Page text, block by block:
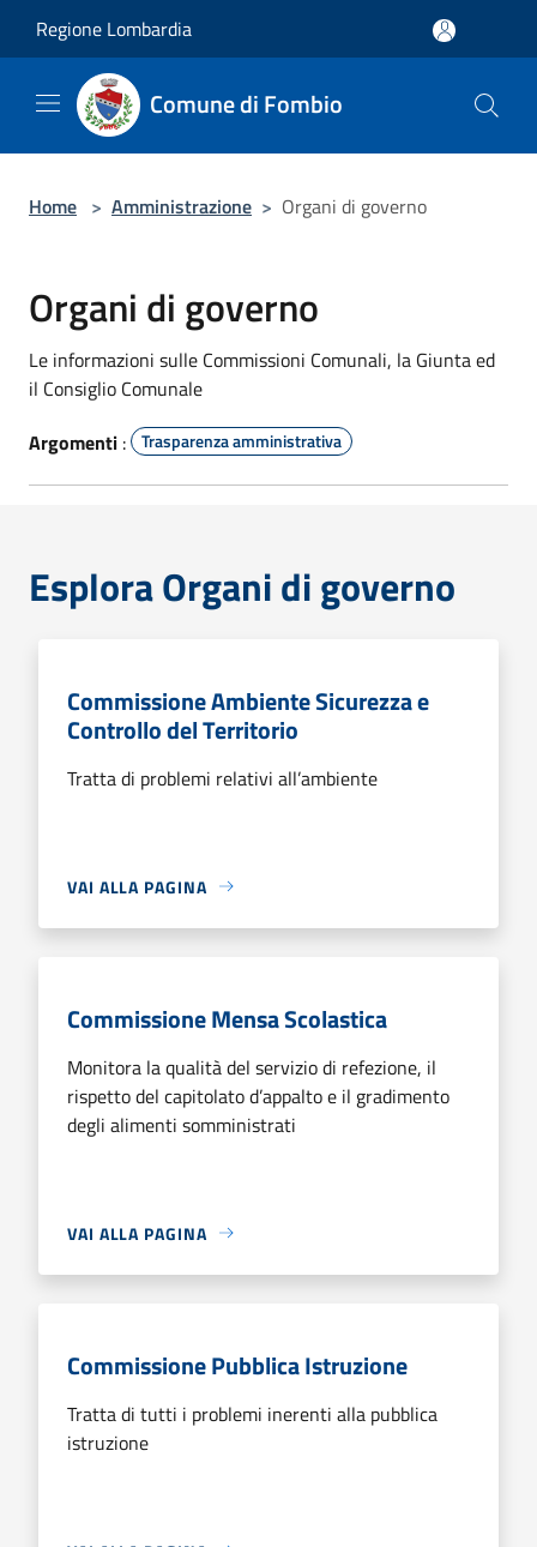
Regione Lombardia
Comune di Fombio
Home > Amministrazione > Organi di governo
Organi di governo
Le informazioni sulle Commissioni Comunali, la Giunta ed
il Consiglio Comunale
Argomenti : Trasparenza amministrativa
Esplora Organi di governo
Commissione Ambiente Sicurezza e
Controllo del Territorio
Tratta di problemi relativi all’ambiente
VAI ALLA PAGINA
Commissione Mensa Scolastica
Monitora la qualità del servizio di refezione, il
rispetto del capitolato d’appalto e il gradimento
degli alimenti somministrati
VAI ALLA PAGINA
Commissione Pubblica Istruzione
Tratta di tutti i problemi inerenti alla pubblica
istruzione